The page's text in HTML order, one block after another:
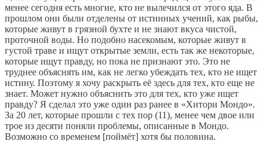
менее сегодня есть многие, кто не вылечился от этого яда. В
прошлом они были отделены от истинных учений, как рыбы,
которые живут в грязной бухте и не знают вкуса чистой,
проточной воды. Но подобно насекомым, которые живут в
густой траве и ищут открытые земли, есть так же некоторые,
которые ищут правду, но пока не признают это. Это не
труднее объяснять им, как не легко убеждать тех, кто не ищет
истину. Поэтому я хочу раскрыть её здесь для тех, кто еще не
знает. Может нужно объяснить это для тех, кто уже ищет
правду? Я сделал это уже один раз ранее в «Хитори Мондо».
За 20 лет, которые прошли с тех пор (11), менее чем двое или
трое из десяти поняли проблемы, описанные в Мондо.
Возможно со временем [поймёт] хотя бы половина.